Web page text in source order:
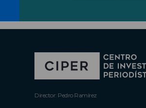
Director: Pedro Ramírez